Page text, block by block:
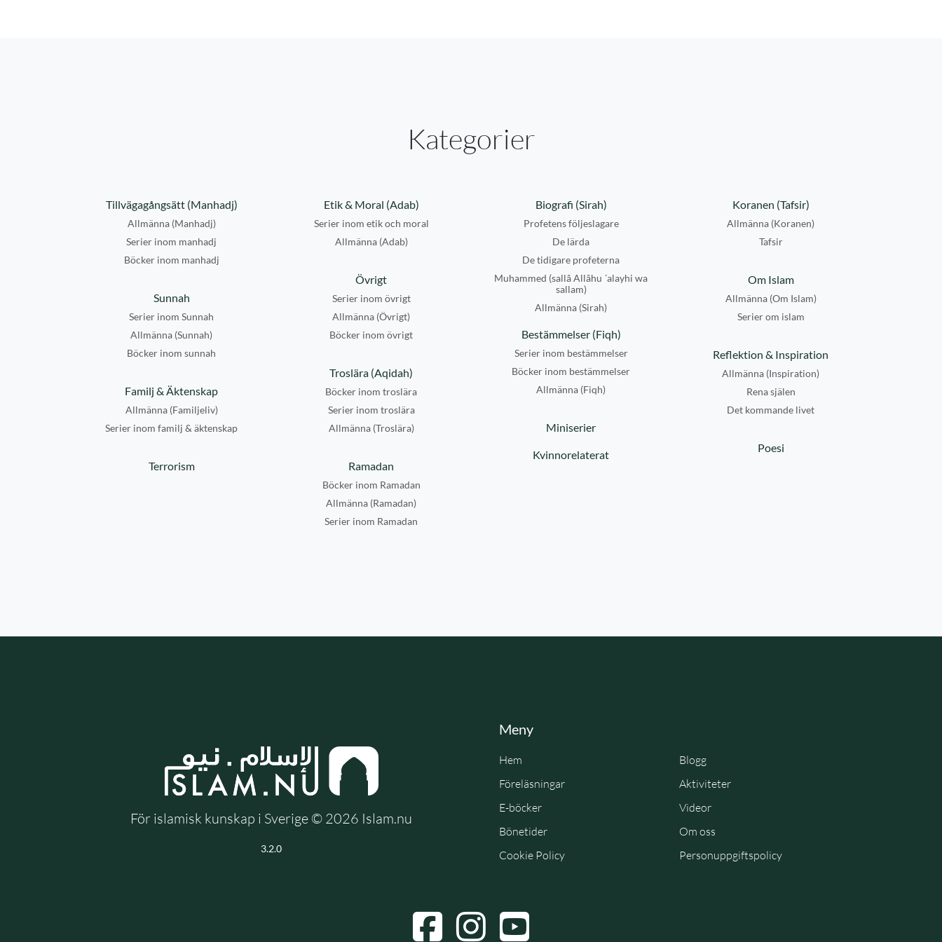
Kategorier
Tillvägagångsätt (Manhadj)
Allmänna (Manhadj)
Serier inom manhadj
Böcker inom manhadj
Etik & Moral (Adab)
Serier inom etik och moral
Allmänna (Adab)
Biografi (Sirah)
Profetens följeslagare
De lärda
De tidigare profeterna
Muhammed (sallâ Allâhu ´alayhi wa
sallam)
Allmänna (Sirah)
Koranen (Tafsir)
Allmänna (Koranen)
Tafsir
Övrigt
Serier inom övrigt
Allmänna (Övrigt)
Böcker inom övrigt
Om Islam
Allmänna (Om Islam)
Serier om islam
Sunnah
Serier inom Sunnah
Allmänna (Sunnah)
Böcker inom sunnah
Bestämmelser (Fiqh)
Serier inom bestämmelser
Böcker inom bestämmelser
Allmänna (Fiqh)
Reflektion & Inspiration
Allmänna (Inspiration)
Rena själen
Det kommande livet
Troslära (Aqidah)
Böcker inom troslära
Serier inom troslära
Allmänna (Troslära)
Familj & Äktenskap
Allmänna (Familjeliv)
Serier inom familj & äktenskap
Miniserier
Poesi
Kvinnorelaterat
Terrorism
Ramadan
Böcker inom Ramadan
Allmänna (Ramadan)
Serier inom Ramadan
För islamisk kunskap i Sverige © 2026 Islam.nu
3.2.0
Meny
Hem
Blogg
Föreläsningar
Aktiviteter
E-böcker
Videor
Bönetider
Om oss
Cookie Policy
Personuppgiftspolicy